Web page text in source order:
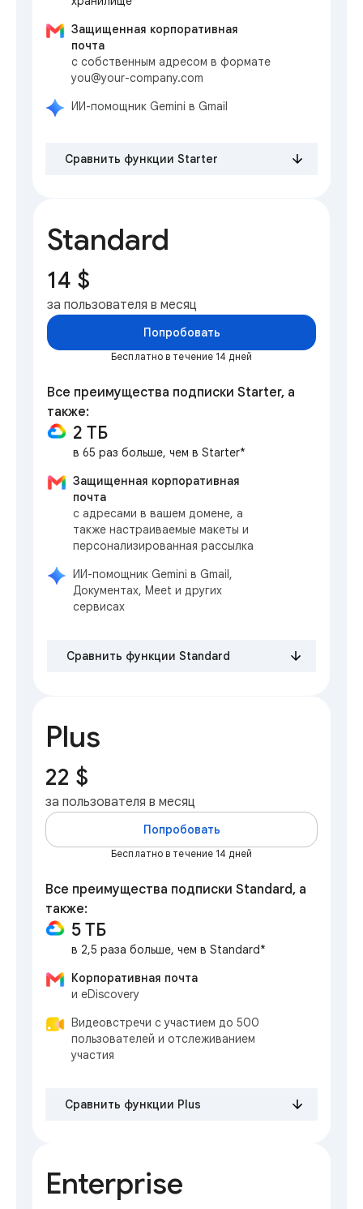
Защищенная корпоративная
почта
с собственным адресом в формате
you@your-company.com
ИИ-помощник Gemini в Gmail
Сравнить функции Starter
Standard
14 $
за пользователя в месяц
Попробовать
Бесплатно в течение 14 дней
Все преимущества подписки Starter, а
также:
2 ТБ
в 65 раз больше, чем в Starter*
Защищенная корпоративная
почта
с адресами в вашем домене, а
также настраиваемые макеты и
персонализированная рассылка
ИИ-помощник Gemini в Gmail,
Документах, Meet и других
сервисах
Сравнить функции Standard
Plus
22 $
за пользователя в месяц
Попробовать
Бесплатно в течение 14 дней
Все преимущества подписки Standard, а
также:
5 ТБ
в 2,5 раза больше, чем в Standard*
Корпоративная почта
и eDiscovery
Видеовстречи с участием до 500
пользователей и отслеживанием
участия
Сравнить функции Plus
Enterprise